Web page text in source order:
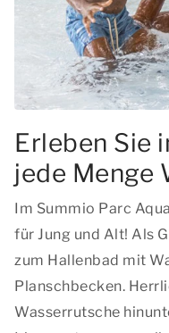
Erleben Sie
jede Menge
Im Summio Parc
für Jung und Alt! Als
zum Hallenbad mit
Planschbecken.
Wasserrutsche